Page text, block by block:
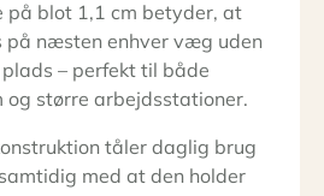
på blot 1,1 cm betyder, at
på næsten enhver væg uden
– perfekt til både
større arbejdsstationer.
tåler daglig brug
med at den holder